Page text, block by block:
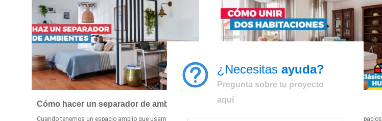
¿Necesitas ayuda?
Pregunta sobre tu proyecto
aquí
Cómo hacer un separador de ambientes
Cuando tenemos un espacio amplio que usamos como
¿Cómo unir dos habitaciones?
Muchas veces puede ser necesario adaptar los espacios